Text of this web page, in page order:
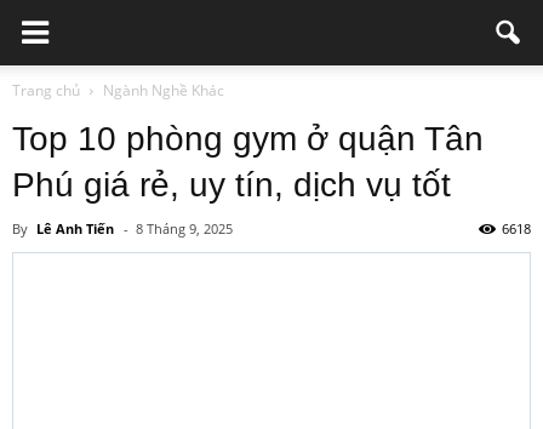
Trang chủ Ngành Nghề Khác
Top 10 phòng gym ở quận Tân
Phú giá rẻ, uy tín, dịch vụ tốt
By Lê Anh Tiến - 8 Tháng 9, 2025 6618